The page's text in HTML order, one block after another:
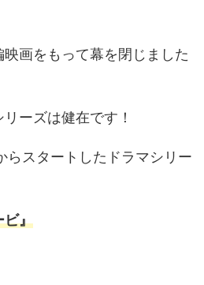
画をもって幕を閉じました
ーズは健在です！
スタートしたドラマシリー
ビ』